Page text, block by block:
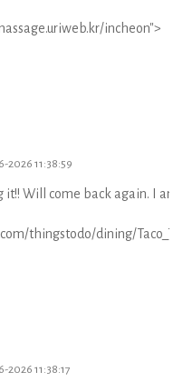
incheon">
2026 11:38:59
it!! Will come back again. I
thingstodo/dining/
2026 11:38:17